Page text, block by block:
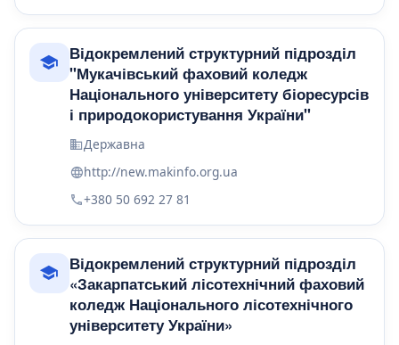
Відокремлений структурний підрозділ
"Мукачівський фаховий коледж
Національного університету біоресурсів
і природокористування України"
Державна
http://new.makinfo.org.ua
+380 50 692 27 81
Відокремлений структурний підрозділ
«Закарпатський лісотехнічний фаховий
коледж Національного лісотехнічного
університету України»